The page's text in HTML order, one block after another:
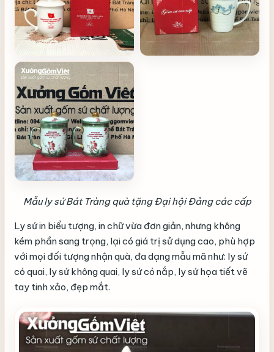
Mẫu ly sứ Bát Tràng quà tặng Đại hội Đảng các cấp
Ly sứ in biểu tượng, in chữ vừa đơn giản, nhưng không
kém phần sang trọng, lại có giá trị sử dụng cao, phù hợp
với mọi đối tượng nhận quà, đa dạng mẫu mã như: ly sứ
có quai, ly sứ không quai, ly sứ có nắp, ly sứ họa tiết vẽ
tay tinh xảo, đẹp mắt.